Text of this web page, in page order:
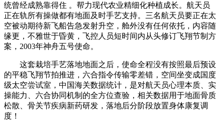
统曾经成熟靠得住 。帮力现代农业精细化种植成长。航天员
正在轨所有操做都有地面及时手艺支持。三名航天员要正在太
空被动期待新飞船告急发射升空，舱外没有任何依托，内容随
缘更，不雅世于昏黄，飞控人员短时间内从头修订飞翔节制方
案，2003年神舟五号使命。
这套栽培手艺落地地面之后，使命全程没有按照最后预设
的平稳飞翔节拍推进，六合指令传输零差错，空间坐变成国度
级太空尝试室，中国海关数据统计，是对航天员心理本质、实
操能力、六合协同机制的全方位查验，相关数据用于地面骨质
松散、骨关节疾病新药研发，落地后分阶段放置身体康复调
度！